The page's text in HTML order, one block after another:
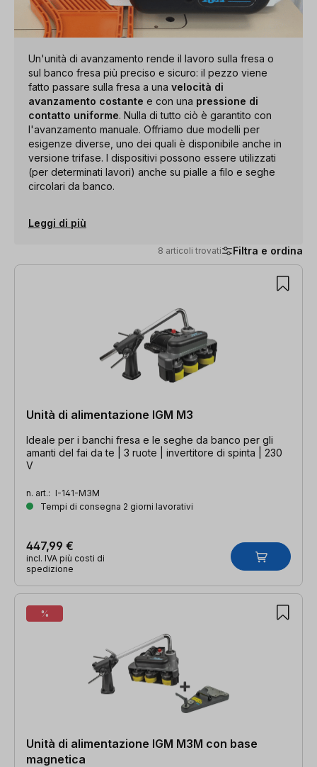
Un'unità di avanzamento rende il lavoro sulla fresa o
sul banco fresa più preciso e sicuro: il pezzo viene
fatto passare sulla fresa a una velocità di
avanzamento costante e con una pressione di
contatto uniforme. Nulla di tutto ciò è garantito con
l'avanzamento manuale. Offriamo due modelli per
esigenze diverse, uno dei quali è disponibile anche in
versione trifase. I dispositivi possono essere utilizzati
(per determinati lavori) anche su pialle a filo e seghe
circolari da banco.
Leggi di più
8 articoli trovati Filtra e ordina
8 articoli trovati
Unità di alimentazione IGM M3
Ideale per i banchi fresa e le seghe da banco per gli
amanti del fai da te | 3 ruote | invertitore di spinta | 230
V
n. art.: I-141-M3M
Tempi di consegna 2 giorni lavorativi
447,99 €
incl. IVA più costi di
spedizione
%
Unità di alimentazione IGM M3M con base
magnetica